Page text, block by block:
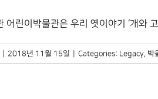
어린이박물관은 우리 옛이야기 ‘개와
2018년 11월 15일 Categories: Legacy 박